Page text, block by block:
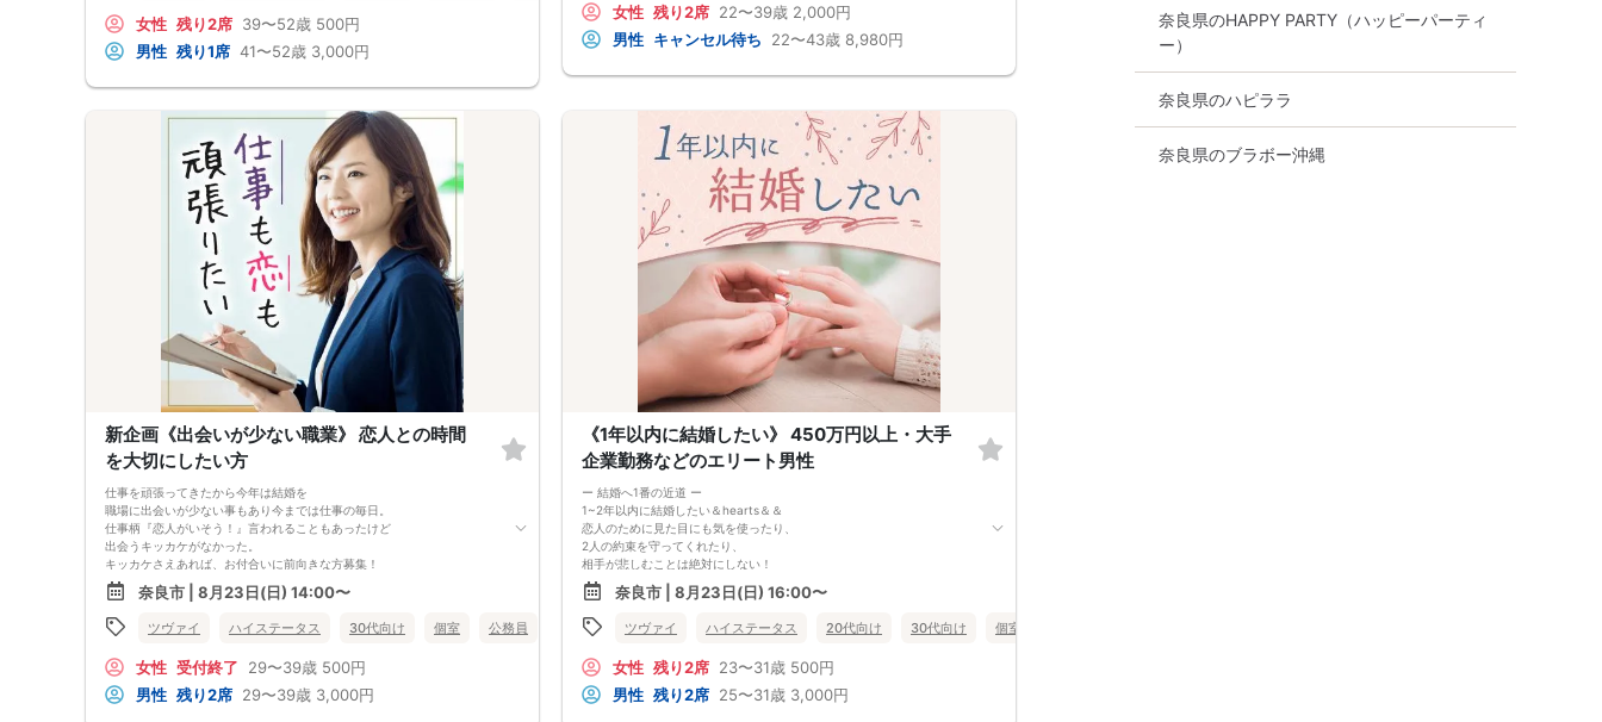
女性 残り2席 39〜52歳 500円
男性 残り1席 41〜52歳 3,000円
【恋人のいる方・事実婚・同棲中・離婚調停中etc.の方はご遠慮下さ
い。】
◇◆◇◆◇◆◇◆◇◆◇◆◇◆◇◆◇◆◇
□当日現金支払いの方は受付にて参加費をお支払い下さい。
□中止判断タイミング
開催当日13：00までに最少催行人数に満たない場合
または13：00以降にキャンセルにより最少催行人数を下回った場合
は、中止といたします。
□最少催行人数が男性2名・女性2名以上からとなっております。
（男女比の調整を行っておりますが、キャンセル等によって変動がある場
合がございます。原則、男女比に関わらず,最少催行人数を下回った場合
に限り、「中止」及び「返金」させて頂きます。）
女性 残り2席 22〜39歳 2,000円
男性 キャンセル待ち 22〜43歳 8,980円
新企画《出会いが少ない職業》 恋人との時間
を大切にしたい方
仕事を頑張ってきたから今年は結婚を
職場に出会いが少ない事もあり今までは仕事の毎日。
仕事柄『恋人がいそう！』言われることもあったけど
出会うキッカケがなかった。
キッカケさえあれば、お付合いに前向きな方募集！
奈良市 | 8月23日(日) 14:00〜
ツヴァイ ハイステータス 30代向け 個室 公務員 奈良県 奈良市
女性 受付終了 29〜39歳 500円
男性 残り2席 29〜39歳 3,000円
《1年以内に結婚したい》 450万円以上・大手
企業勤務などのエリート男性
ー 結婚へ1番の近道 ー
1~2年以内に結婚したい＆hearts＆＆
恋人のために見た目にも気を使ったり、
2人の約束を守ってくれたり、
相手が悲しむことは絶対にしない！
そろそろ将来を見据えてお付き合いがしたい
そんな、真剣度NO.1企画です♪
奈良市 | 8月23日(日) 16:00〜
ツヴァイ ハイステータス 20代向け 30代向け 個室
女性 残り2席 23〜31歳 500円
男性 残り2席 25〜31歳 3,000円
奈良県のHAPPY PARTY（ハッピーパーティ
ー）
奈良県のハピララ
奈良県のブラボー沖縄